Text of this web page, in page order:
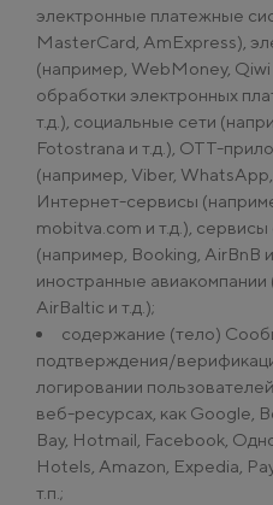
электронные платежные
MasterCard, AmExpress),
(например, WebMoney,
обработки электронных
т.д.), социальные сети
Fotostrana и т.д.), ОТТ-
(например, Viber, WhatsApp,
Интернет-сервисы
mobitva.com и т.д.),
(например, Booking, AirBnB
иностранные авиакомпании
AirBaltic и т.д.);
содержание (тело)
подтверждения/
логировании
веб-ресурсах, как Google,
Bay, Hotmail, Facebook,
Hotels, Amazon, Expedia,
т.п.;